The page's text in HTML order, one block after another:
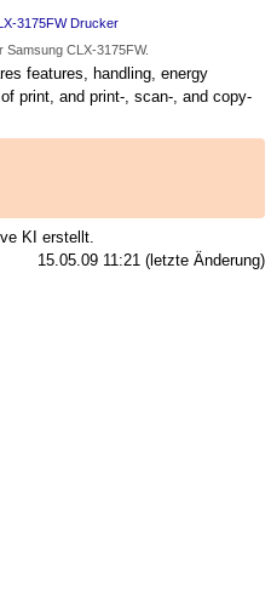
Samsung CLX-3175FW.
features, handling, energy
print, and print-, scan-, and copy-
KI erstellt.
15.05.09 11:21 (letzte Änderung)